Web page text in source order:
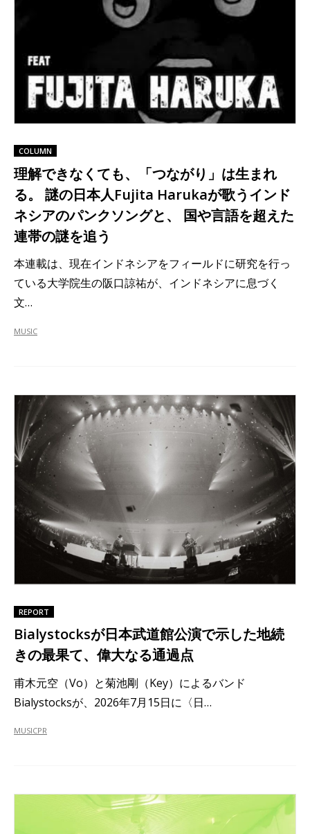
COLUMN
理解できなくても、「つながり」は生まれ
る。 謎の日本人Fujita Harukaが歌うインド
ネシアのパンクソングと、 国や言語を超えた
連帯の謎を追う
本連載は、現在インドネシアをフィールドに研究を行っ
ている大学院生の阪口諒祐が、インドネシアに息づく
文…
MUSIC
REPORT
Bialystocksが日本武道館公演で示した地続
きの最果て、偉大なる通過点
甫木元空（Vo）と菊池剛（Key）によるバンド
Bialystocksが、2026年7月15日に〈日…
MUSICPR